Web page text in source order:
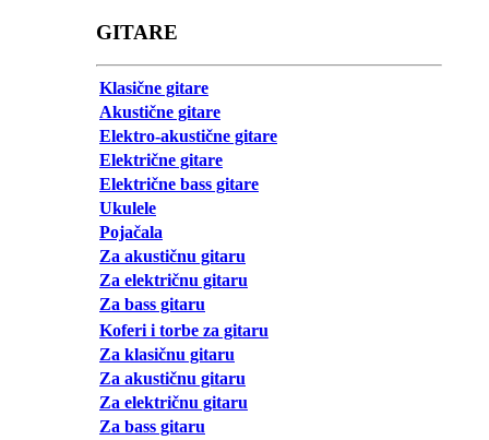
GITARE
Klasične gitare
Akustične gitare
Elektro-akustične gitare
Električne gitare
Električne bass gitare
Ukulele
Pojačala
Za akustičnu gitaru
Za električnu gitaru
Za bass gitaru
Koferi i torbe za gitaru
Za klasičnu gitaru
Za akustičnu gitaru
Za električnu gitaru
Za bass gitaru